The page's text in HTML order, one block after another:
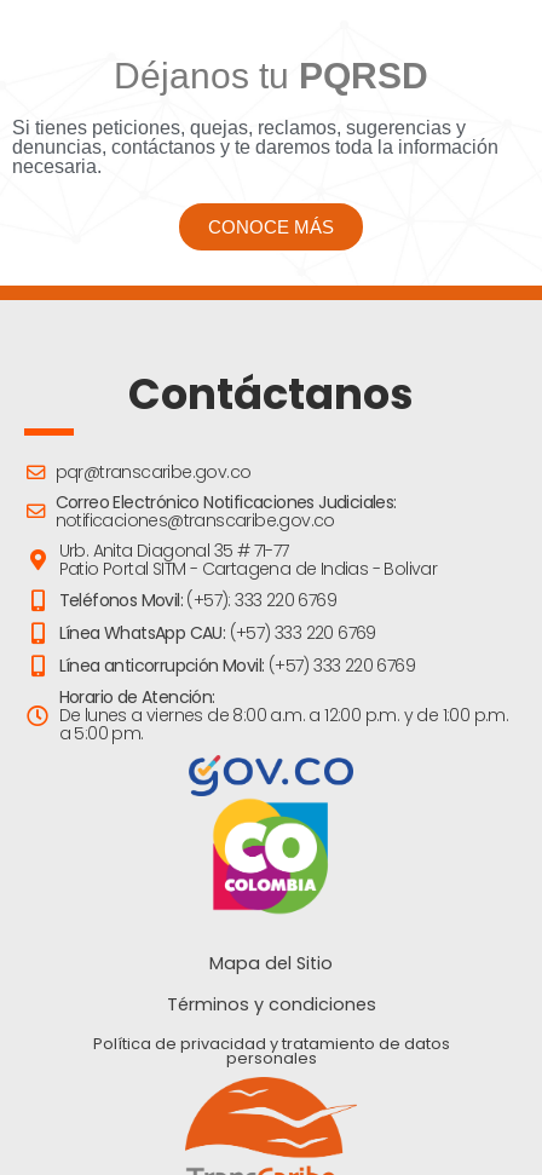
Déjanos tu PQRSD
Si tienes peticiones, quejas, reclamos, sugerencias y
denuncias, contáctanos y te daremos toda la información
necesaria.
CONOCE MÁS
Contáctanos
pqr@transcaribe.gov.co
Correo Electrónico Notificaciones Judiciales:
notificaciones@transcaribe.gov.co
Urb. Anita Diagonal 35 # 71-77
Patio Portal SITM - Cartagena de Indias - Bolivar
Teléfonos Movil: (+57): 333 220 6769
Línea WhatsApp CAU: (+57) 333 220 6769
Línea anticorrupción Movil: (+57) 333 220 6769
Horario de Atención:
De lunes a viernes de 8:00 a.m. a 12:00 p.m. y de 1:00 p.m.
a 5:00 pm.
Mapa del Sitio
Términos y condiciones
Política de privacidad y tratamiento de datos
personales